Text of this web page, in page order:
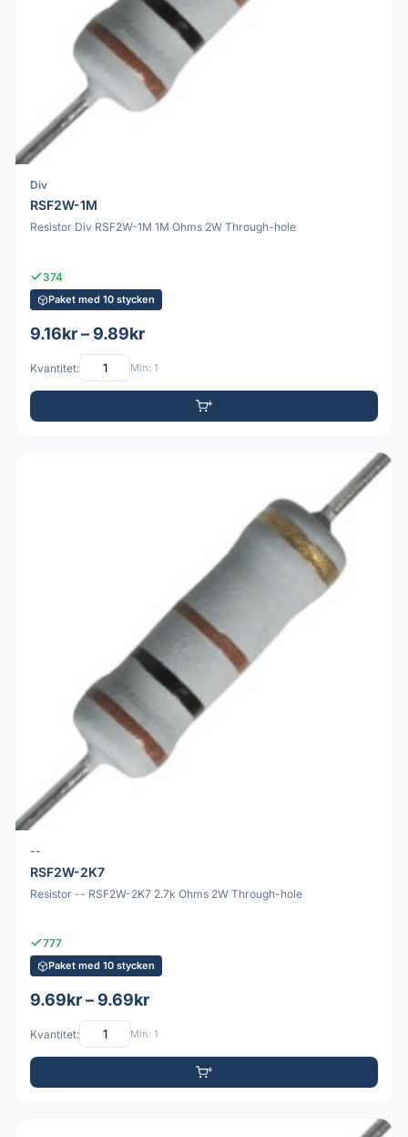
Div
RSF2W-1M
Resistor Div RSF2W-1M 1M Ohms 2W Through-hole
374
Paket med 10 stycken
9.16kr – 9.89kr
Kvantitet: Min: 1
--
RSF2W-2K7
Resistor -- RSF2W-2K7 2.7k Ohms 2W Through-hole
777
Paket med 10 stycken
9.69kr – 9.69kr
Kvantitet: Min: 1